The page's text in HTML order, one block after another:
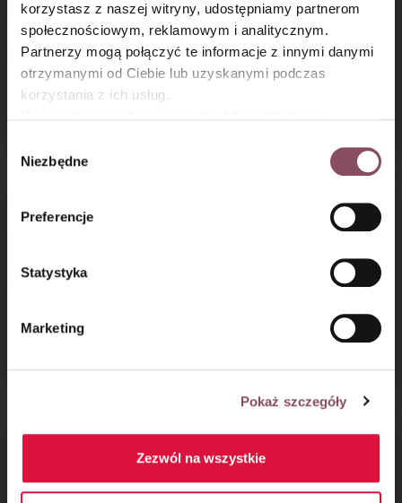
korzystasz z naszej witryny, udostępniamy partnerom
społecznościowym, reklamowym i analitycznym.
Partnerzy mogą połączyć te informacje z innymi danymi
otrzymanymi od Ciebie lub uzyskanymi podczas
korzystania z ich usług.
Gdańsk (80-339) adres: Dickmana 14/15 więcej
informacji o przetwarzaniu danych osobowych oraz
Polityce
prywatności.
zgody
Niezbędne
Preferencje
Statystyka
Marketing
Pokaż szczegóły
Zezwól na wszystkie
kwiatami
Czekoladowe trufle
z chili
×